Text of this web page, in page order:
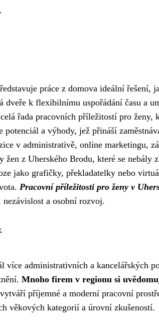
práce z domova ideální
dveře k flexibilnímu uspořádání času a
řada pracovních příležitostí pro ženy,
a výhody, jež přináší
v administrativě, online marketingu,
žen z Uherského Brodu, které se nebály
jako grafičky, překladatelky nebo
Pracovní příležitosti pro ženy v
a osobní rozvoj.
více administrativních a kancelářských
Mnoho firem v regionu si
příjemné a moderní pracovní
věkových kategorií a úrovní zkušeností.